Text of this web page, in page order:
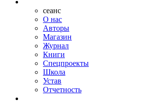
сеанс
О нас
Авторы
Магазин
Журнал
Книги
Спецпроекты
Школа
Устав
Отчетность